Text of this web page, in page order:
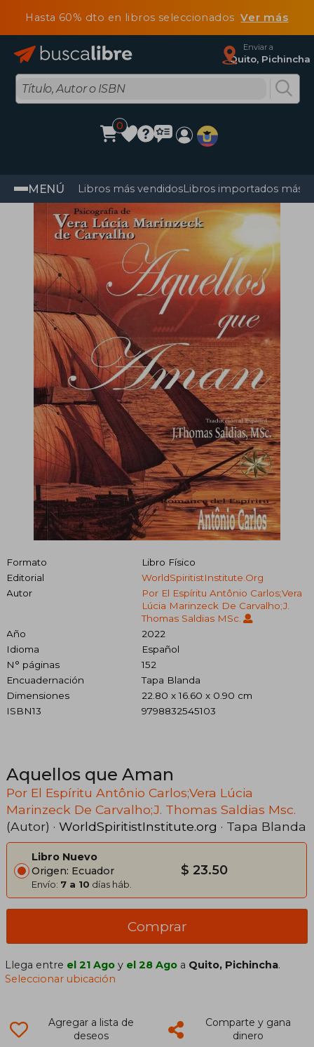
Hasta 60% dto en libros seleccionadosVer más
Enviar a
Quito, Pichincha
0
MENÚ Libros más vendidosLibros importados más
Formato
Libro Físico
Editorial
WorldSpiritistInstitute.org
Autor
Por El Espíritu Antônio Carlos;Vera
Lúcia Marinzeck De Carvalho;J.
Thomas Saldias MSc.
Año
2022
Idioma
Español
N° páginas
152
Encuadernación
Tapa Blanda
Dimensiones
22.80 x 16.60 x 0.90 cm
ISBN13
9798832545103
Aquellos que Aman
Por El Espíritu Antônio Carlos;Vera Lúcia
Marinzeck De Carvalho;J. Thomas Saldias Msc.
(Autor) · WorldSpiritistInstitute.org · Tapa Blanda
Libro Nuevo
Origen: Ecuador
Envío: 7 a 10 días háb.
$ 23.50
Comprar
Llega entre el 21 Ago y el 28 Ago a Quito, Pichincha.
Seleccionar ubicación
Agregar a lista de
deseos
Comparte y gana
dinero